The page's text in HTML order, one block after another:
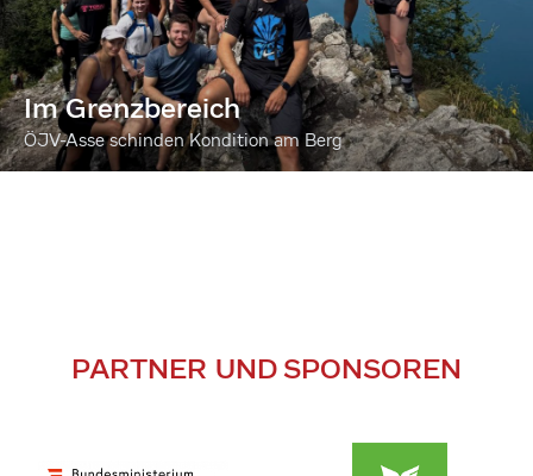
Im Grenzbereich
ÖJV-Asse schinden Kondition am Berg
PARTNER UND SPONSOREN